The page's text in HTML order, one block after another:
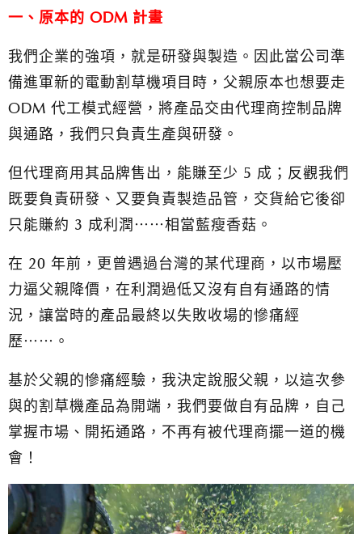
一、原本的 ODM 計畫
我們企業的強項，就是研發與製造。因此當公司準
備進軍新的電動割草機項目時，父親原本也想要走
ODM 代工模式經營，將產品交由代理商控制品牌
與通路，我們只負責生產與研發。
但代理商用其品牌售出，能賺至少 5 成；反觀我們
既要負責研發、又要負責製造品管，交貨給它後卻
只能賺約 3 成利潤⋯⋯相當藍瘦香菇。
在 20 年前，更曾遇過台灣的某代理商，以市場壓
力逼父親降價，在利潤過低又沒有自有通路的情
況，讓當時的產品最終以失敗收場的慘痛經
歷⋯⋯。
基於父親的慘痛經驗，我決定說服父親，以這次參
與的割草機產品為開端，我們要做自有品牌，自己
掌握市場、開拓通路，不再有被代理商擺一道的機
會！